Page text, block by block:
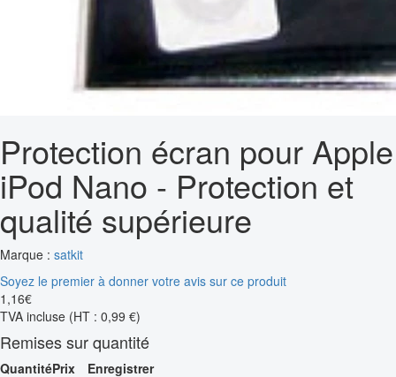
Protection écran pour Apple
iPod Nano - Protection et
qualité supérieure
Marque : satkit
Soyez le premier à donner votre avis sur ce produit
1 ,16€
TVA incluse (HT : 0,99 €)
Remises sur quantité
QuantitéPrix
Enregistrer